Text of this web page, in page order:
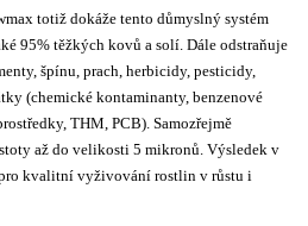
totiž dokáže tento důmyslný systém
95% těžkých kovů a solí . Dále odstraňuje
špínu, prach, herbicidy, pesticidy,
(chemické kontaminanty, benzenové
THM, PCB). Samozřejmě
až do velikosti 5 mikronů. Výsledek v
kvalitní vyživování rostlin v růstu i